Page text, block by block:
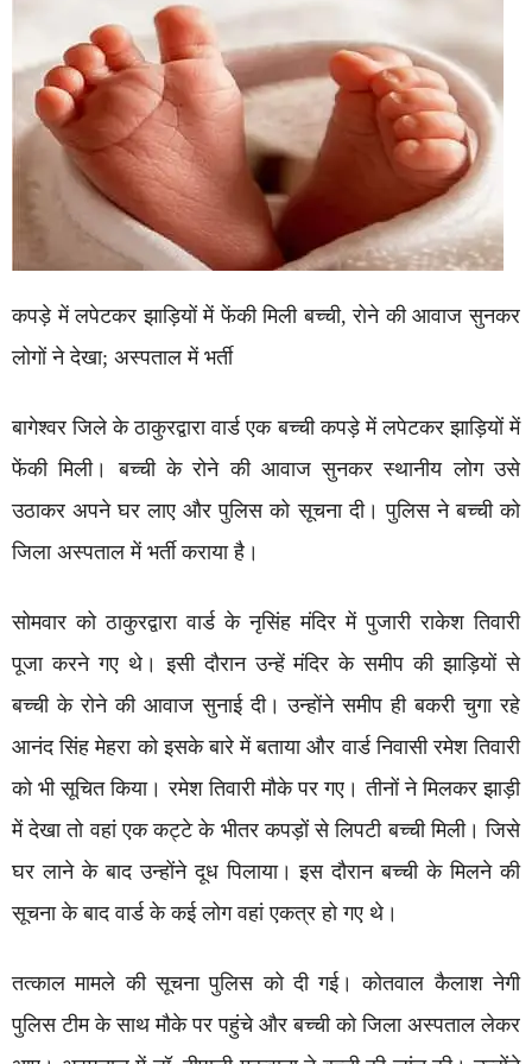
कपड़े में लपेटकर झाड़ियों में फेंकी मिली बच्ची, रोने की आवाज सुनकर
लोगों ने देखा; अस्पताल में भर्ती
बागेश्वर जिले के ठाकुरद्वारा वार्ड एक बच्ची कपड़े में लपेटकर झाड़ियों में
फेंकी मिली। बच्ची के रोने की आवाज सुनकर स्थानीय लोग उसे
उठाकर अपने घर लाए और पुलिस को सूचना दी। पुलिस ने बच्ची को
जिला अस्पताल में भर्ती कराया है।
सोमवार को ठाकुरद्वारा वार्ड के नृसिंह मंदिर में पुजारी राकेश तिवारी
पूजा करने गए थे। इसी दौरान उन्हें मंदिर के समीप की झाड़ियों से
बच्ची के रोने की आवाज सुनाई दी। उन्होंने समीप ही बकरी चुगा रहे
आनंद सिंह मेहरा को इसके बारे में बताया और वार्ड निवासी रमेश तिवारी
को भी सूचित किया। रमेश तिवारी मौके पर गए। तीनों ने मिलकर झाड़ी
में देखा तो वहां एक कट्टे के भीतर कपड़ों से लिपटी बच्ची मिली। जिसे
घर लाने के बाद उन्होंने दूध पिलाया। इस दौरान बच्ची के मिलने की
सूचना के बाद वार्ड के कई लोग वहां एकत्र हो गए थे।
तत्काल मामले की सूचना पुलिस को दी गई। कोतवाल कैलाश नेगी
पुलिस टीम के साथ मौके पर पहुंचे और बच्ची को जिला अस्पताल लेकर